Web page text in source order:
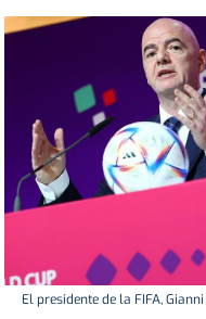
El presidente de la FIFA,